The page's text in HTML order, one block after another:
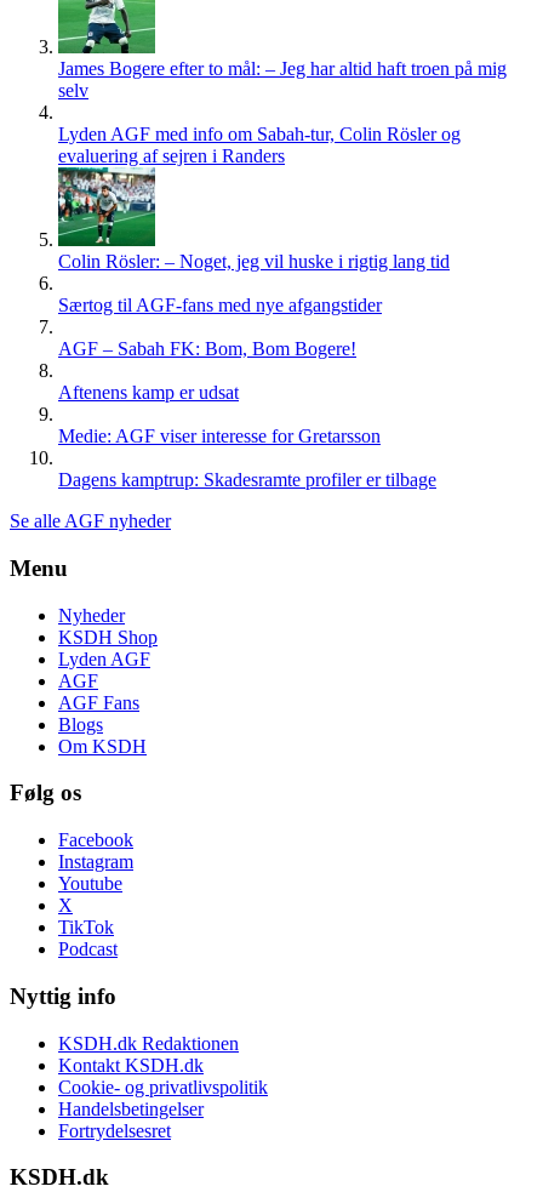
James Bogere efter to mål: – Jeg har altid haft troen på mig
selv
Lyden AGF med info om Sabah-tur, Colin Rösler og
evaluering af sejren i Randers
Colin Rösler: – Noget, jeg vil huske i rigtig lang tid
Særtog til AGF-fans med nye afgangstider
AGF – Sabah FK: Bom, Bom Bogere!
Aftenens kamp er udsat
Medie: AGF viser interesse for Gretarsson
Dagens kamptrup: Skadesramte profiler er tilbage
Se alle AGF nyheder
Menu
Nyheder
KSDH Shop
Lyden AGF
AGF
AGF Fans
Blogs
Om KSDH
Følg os
Facebook
Instagram
Youtube
X
TikTok
Podcast
Nyttig info
KSDH.dk Redaktionen
Kontakt KSDH.dk
Cookie- og privatlivspolitik
Handelsbetingelser
Fortrydelsesret
KSDH.dk